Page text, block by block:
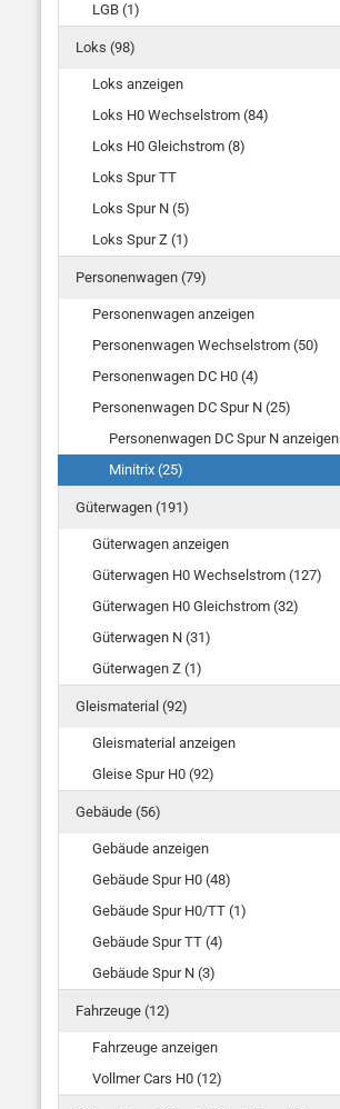
LGB (1)
Loks (98)
Loks anzeigen
Loks H0 Wechselstrom (84)
Loks H0 Gleichstrom (8)
Loks Spur TT
Loks Spur N (5)
Loks Spur Z (1)
Personenwagen (79)
Personenwagen anzeigen
Personenwagen Wechselstrom (50)
Personenwagen DC H0 (4)
Personenwagen DC Spur N (25)
Personenwagen DC Spur N anzeigen
Minitrix (25)
Güterwagen (191)
Güterwagen anzeigen
Güterwagen H0 Wechselstrom (127)
Güterwagen H0 Gleichstrom (32)
Güterwagen N (31)
Güterwagen Z (1)
Gleismaterial (92)
Gleismaterial anzeigen
Gleise Spur H0 (92)
Gebäude (56)
Gebäude anzeigen
Gebäude Spur H0 (48)
Gebäude Spur H0/TT (1)
Gebäude Spur TT (4)
Gebäude Spur N (3)
Fahrzeuge (12)
Fahrzeuge anzeigen
Vollmer Cars H0 (12)